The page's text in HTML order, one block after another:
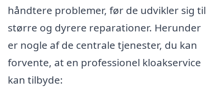
håndtere problemer, før de udvikler sig til
større og dyrere reparationer. Herunder
er nogle af de centrale tjenester, du kan
forvente, at en professionel kloakservice
kan tilbyde: